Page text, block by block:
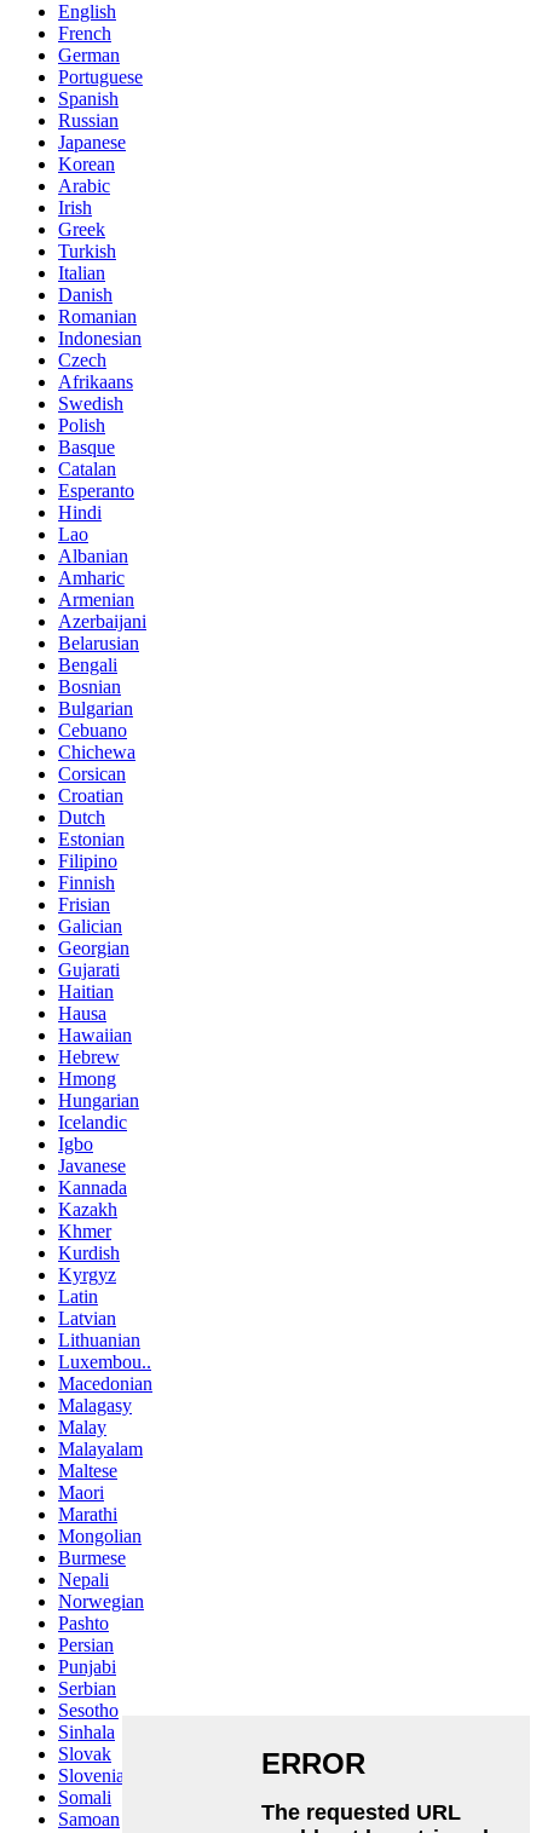
English
French
German
Portuguese
Spanish
Russian
Japanese
Korean
Arabic
Irish
Greek
Turkish
Italian
Danish
Romanian
Indonesian
Czech
Afrikaans
Swedish
Polish
Basque
Catalan
Esperanto
Hindi
Lao
Albanian
Amharic
Armenian
Azerbaijani
Belarusian
Bengali
Bosnian
Bulgarian
Cebuano
Chichewa
Corsican
Croatian
Dutch
Estonian
Filipino
Finnish
Frisian
Galician
Georgian
Gujarati
Haitian
Hausa
Hawaiian
Hebrew
Hmong
Hungarian
Icelandic
Igbo
Javanese
Kannada
Kazakh
Khmer
Kurdish
Kyrgyz
Latin
Latvian
Lithuanian
Luxembou..
Macedonian
Malagasy
Malay
Malayalam
Maltese
Maori
Marathi
Mongolian
Burmese
Nepali
Norwegian
Pashto
Persian
Punjabi
Serbian
Sesotho
Sinhala
Slovak
Slovenian
Somali
Samoan